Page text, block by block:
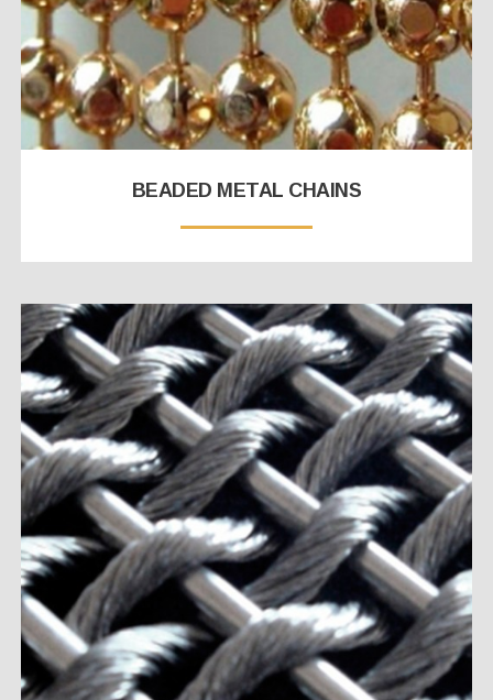
BEADED METAL CHAINS